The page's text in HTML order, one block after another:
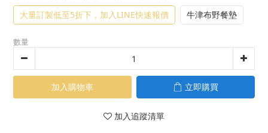
大量訂製低至5折下，加入LINE快速報價 牛津布野餐墊
數量
加入購物車 立即購買
加入追蹤清單